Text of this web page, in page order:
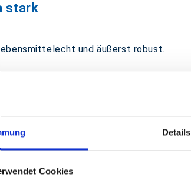
Details
Cookies
stark
und äußerst robust.